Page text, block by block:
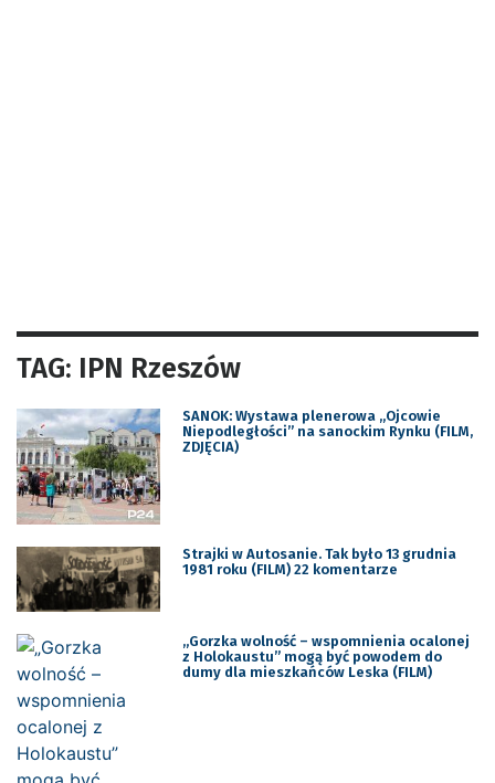
TAG: IPN Rzeszów
SANOK: Wystawa plenerowa „Ojcowie
Niepodległości” na sanockim Rynku (FILM,
ZDJĘCIA)
Strajki w Autosanie. Tak było 13 grudnia
1981 roku (FILM) 22 komentarze
„Gorzka wolność – wspomnienia ocalonej
z Holokaustu” mogą być powodem do
dumy dla mieszkańców Leska (FILM)